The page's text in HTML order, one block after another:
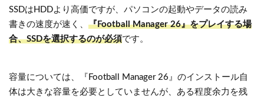
SSDはHDDより高価ですが、パソコンの起動やデータの読み
書きの速度が速く、 『Football Manager 26』をプレイする場
合、SSDを選択するのが必須です。
容量については、『Football Manager 26』のインストール自
体は大きな容量を必要としていませんが、ある程度余力を残